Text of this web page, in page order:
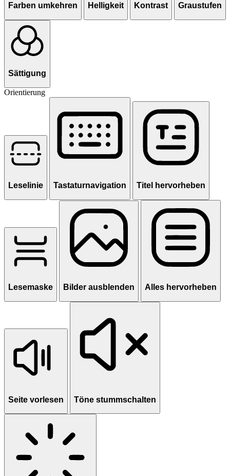
Farben umkehren Helligkeit Kontrast Graustufen
Sättigung
Orientierung
Leselinie Tastaturnavigation Titel hervorheben
Lesemaske Bilder ausblenden Alles hervorheben
Seite vorlesen Töne stummschalten